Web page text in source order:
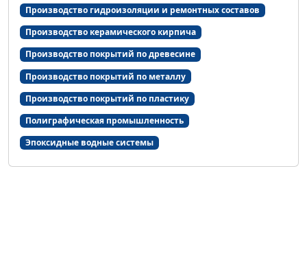
Производство гидроизоляции и ремонтных составов
Производство керамического кирпича
Производство покрытий по древесине
Производство покрытий по металлу
Производство покрытий по пластику
Полиграфическая промышленность
Эпоксидные водные системы